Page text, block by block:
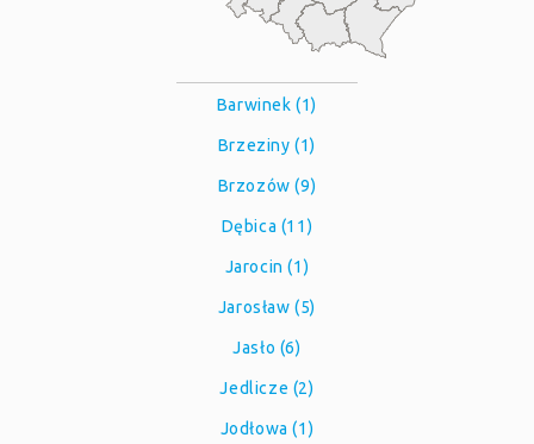
Barwinek (1)
Brzeziny (1)
Brzozów (9)
Dębica (11)
Jarocin (1)
Jarosław (5)
Jasło (6)
Jedlicze (2)
Jodłowa (1)